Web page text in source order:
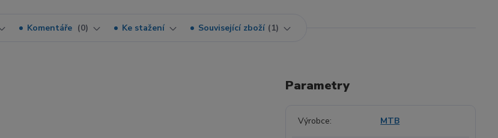
Komentáře 0 Ke stažení Související zboží 1
Parametry
Výrobce MTB